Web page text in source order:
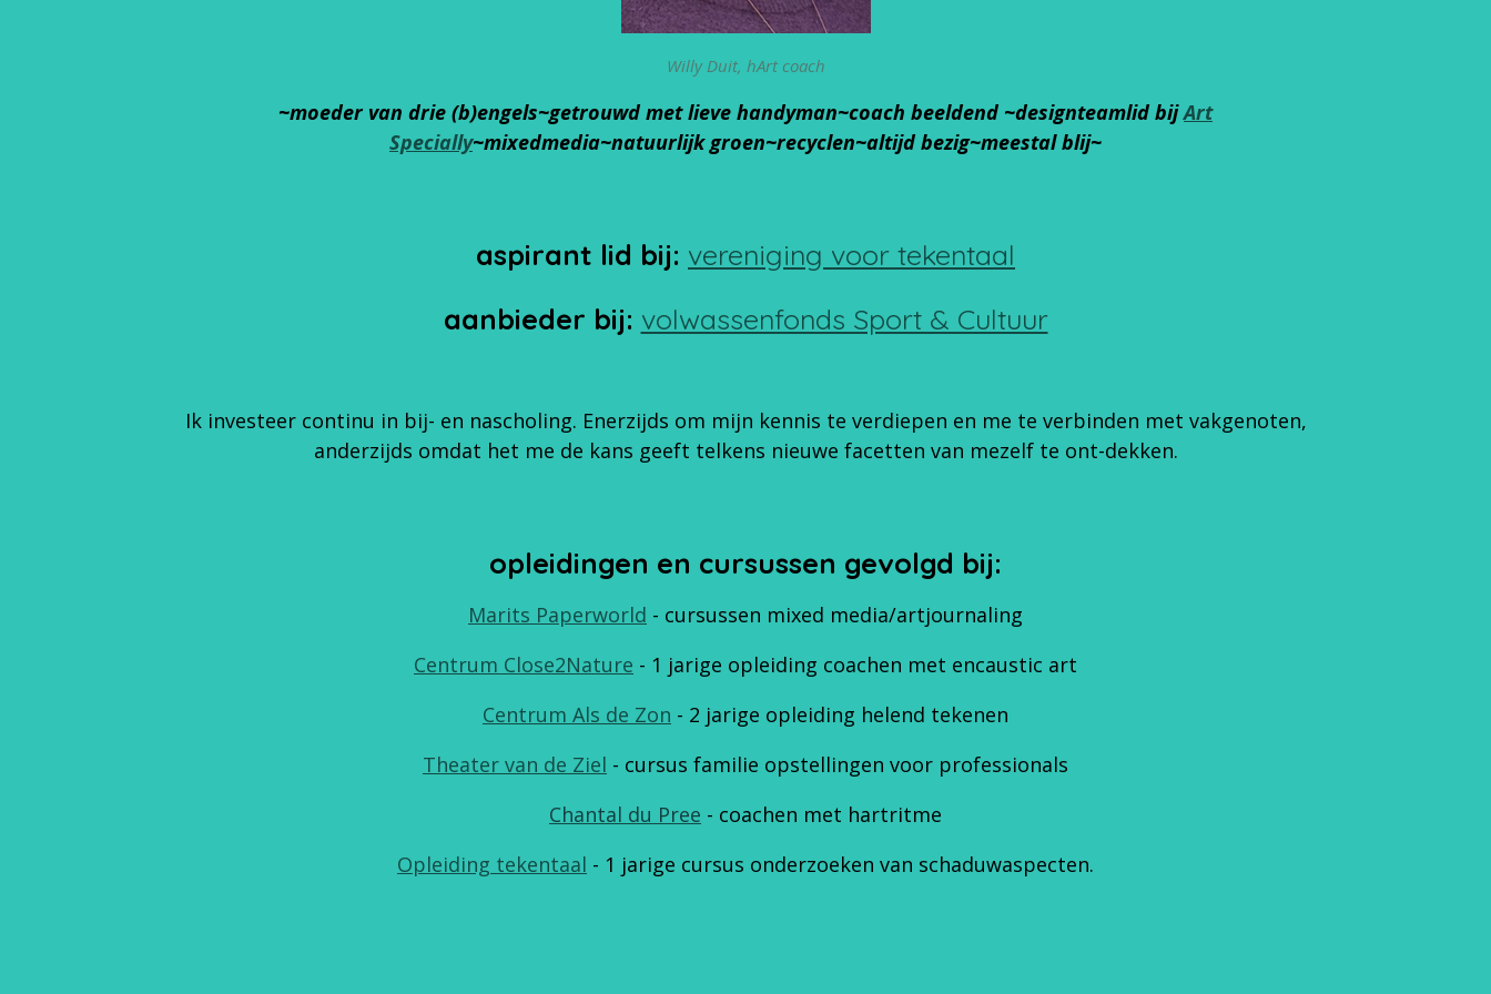
Willy Duit, hArt coach
~moeder van drie (b)engels~getrouwd met lieve handyman~coach beeldend ~designteamlid bijArt
Specially~mixedmedia~natuurlijk groen~recyclen~altijd bezig~meestal blij~
aspirant lid bij: vereniging voor tekentaal
aanbieder bij: volwassenfonds Sport & Cultuur
Ik investeer continu in bij- en nascholing. Enerzijds om mijn kennis te verdiepen en me te verbinden met vakgenoten,
anderzijds omdat het me de kans geeft telkens nieuwe facetten van mezelf te ont-dekken.
opleidingen en cursussen gevolgd bij:
Marits Paperworld - cursussen mixed media/artjournaling
Centrum Close2Nature - 1 jarige opleiding coachen met encaustic art
Centrum Als de Zon - 2 jarige opleiding helend tekenen
Theater van de Ziel - cursus familie opstellingen voor professionals
Chantal du Pree - coachen met hartritme
Opleiding tekentaal - 1 jarige cursus onderzoeken van schaduwaspecten.